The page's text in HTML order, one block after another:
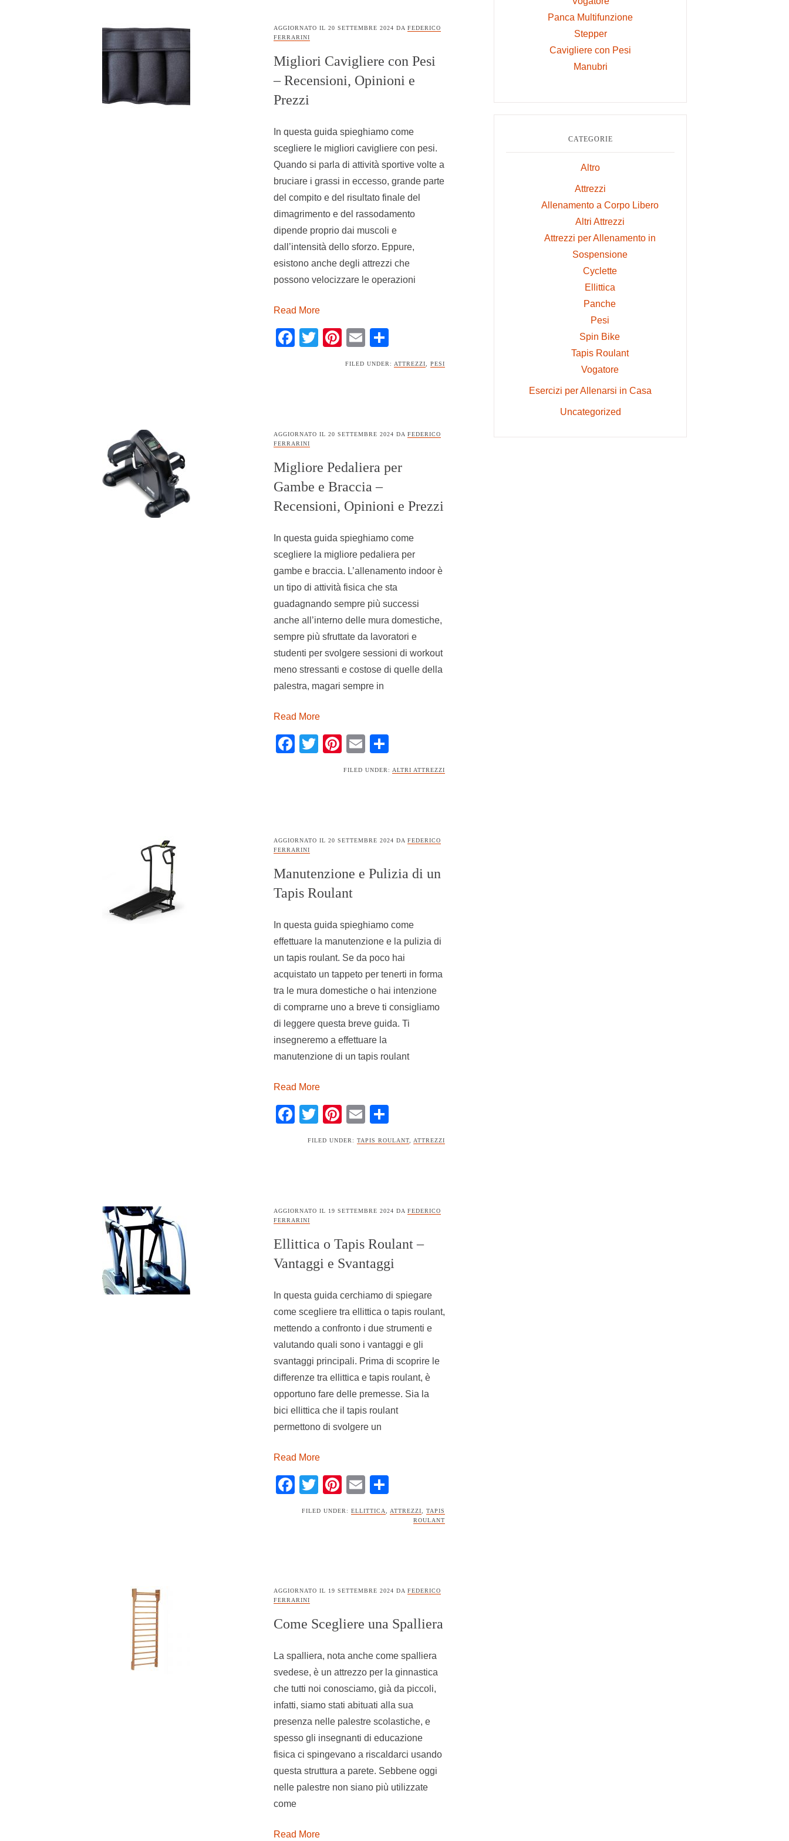
AGGIORNATO IL20 SETTEMBRE 2024 DAFEDERICO
FERRARINI
Migliori Cavigliere con Pesi
– Recensioni, Opinioni e
Prezzi
In questa guida spieghiamo come
scegliere le migliori cavigliere con pesi.
Quando si parla di attività sportive volte a
bruciare i grassi in eccesso, grande parte
del compito e del risultato finale del
dimagrimento e del rassodamento
dipende proprio dai muscoli e
dall’intensità dello sforzo. Eppure,
esistono anche degli attrezzi che
possono velocizzare le operazioni
Read More
Facebook
TwitterPinterest
Email
FILED UNDER: ATTREZZI ,PESI
AGGIORNATO IL20 SETTEMBRE 2024 DAFEDERICO
FERRARINI
Migliore Pedaliera per
Gambe e Braccia –
Recensioni, Opinioni e Prezzi
In questa guida spieghiamo come
scegliere la migliore pedaliera per
gambe e braccia. L’allenamento indoor è
un tipo di attività fisica che sta
guadagnando sempre più successi
anche all’interno delle mura domestiche,
sempre più sfruttate da lavoratori e
studenti per svolgere sessioni di workout
meno stressanti e costose di quelle della
palestra, magari sempre in
Read More
Facebook
TwitterPinterest
Email
FILED UNDER: ALTRI ATTREZZI
AGGIORNATO IL20 SETTEMBRE 2024 DAFEDERICO
FERRARINI
Manutenzione e Pulizia di un
Tapis Roulant
In questa guida spieghiamo come
effettuare la manutenzione e la pulizia di
un tapis roulant. Se da poco hai
acquistato un tappeto per tenerti in forma
tra le mura domestiche o hai intenzione
di comprarne uno a breve ti consigliamo
di leggere questa breve guida. Ti
insegneremo a effettuare la
manutenzione di un tapis roulant
Read More
Facebook
TwitterPinterest
Email
FILED UNDER:TAPIS ROULANT ATTREZZI
AGGIORNATO IL 19 SETTEMBRE 2024 DAFEDERICO
FERRARINI
Ellittica o Tapis Roulant –
Vantaggi e Svantaggi
In questa guida cerchiamo di spiegare
come scegliere tra ellittica o tapis roulant,
mettendo a confronto i due strumenti e
valutando quali sono i vantaggi e gli
svantaggi principali. Prima di scoprire le
differenze tra ellittica e tapis roulant, è
opportuno fare delle premesse. Sia la
bici ellittica che il tapis roulant
permettono di svolgere un
Read More
Facebook
TwitterPinterest
Email
FILED UNDER:ELLITTICA ATTREZZI ,TAPIS
ROULANT
AGGIORNATO IL 19 SETTEMBRE 2024 DAFEDERICO
FERRARINI
Come Scegliere una Spalliera
La spalliera, nota anche come spalliera
svedese, è un attrezzo per la ginnastica
che tutti noi conosciamo, già da piccoli,
infatti, siamo stati abituati alla sua
presenza nelle palestre scolastiche, e
spesso gli insegnanti di educazione
fisica ci spingevano a riscaldarci usando
questa struttura a parete. Sebbene oggi
nelle palestre non siano più utilizzate
come
Read More
Panca Multifunzione
Stepper
Cavigliere con Pesi
Manubri
CATEGORIE
Altro
Attrezzi
Allenamento a Corpo Libero
Altri Attrezzi
Attrezzi per Allenamento in
Sospensione
Cyclette
Ellittica
Panche
Pesi
Spin Bike
Tapis Roulant
Vogatore
Esercizi per Allenarsi in Casa
Uncategorized